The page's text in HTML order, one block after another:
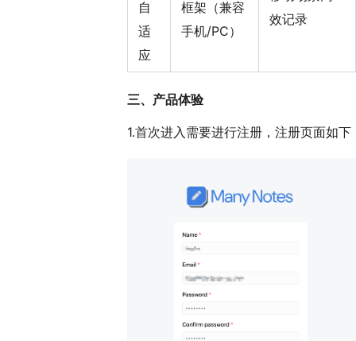
自
适
应
框架（兼容
手机/PC）
效记录
三、 产品体验
1.首次进入需要进行注册，注册页面如下